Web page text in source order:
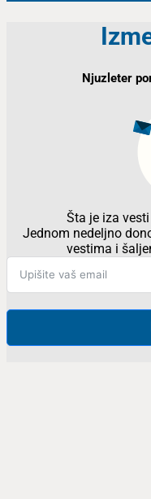
Njuzleter
Šta je iza
Jednom nedeljno
vestima i